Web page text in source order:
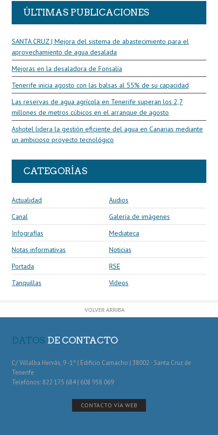
ÚLTIMAS PUBLICACIONES
SANTA CRUZ | Mejora del sistema de abastecimiento para el
aprovechamiento de agua desalada
Mejoras en la desaladora de Fonsalía
Tenerife inicia agosto con las balsas al 55% de su capacidad
Las reservas de agua agrícola en Tenerife superan los 2,7
millones de metros cúbicos en el arranque de agosto
Ashotel lidera la gestión eficiente del agua en Canarias mediante
un ambicioso proyecto tecnológico
CATEGORÍAS
Actualidad
Audios
Canal
Galería de imágenes
Infografías
Mediateca
Notas informativas
Noticias
Portada
RSE
Tanquillas
Vídeos
VOLVER ARRIBA
DATOS DE CONTACTO
C/ Villalba Hervás, 9 -1º | Edificio Camacho | 38002 · Santa Cruz de
Tenerife
Telefónos: 822 175 684 | 608 958 069
CONTACTO VÍA WEB